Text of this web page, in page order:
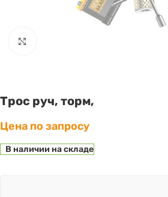
Трос руч, торм,
Цена по запросу
В наличии на складе